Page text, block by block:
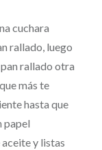
cuchara
rallado, luego
rallado otra
más te
hasta que
papel
y listas